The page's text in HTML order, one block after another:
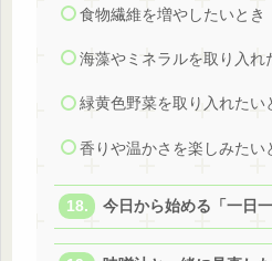
食物繊維を増やしたいとき
海藻やミネラルを取り入れ
緑黄色野菜を取り入れたい
香りや温かさを楽しみたい
今日から始める「一日